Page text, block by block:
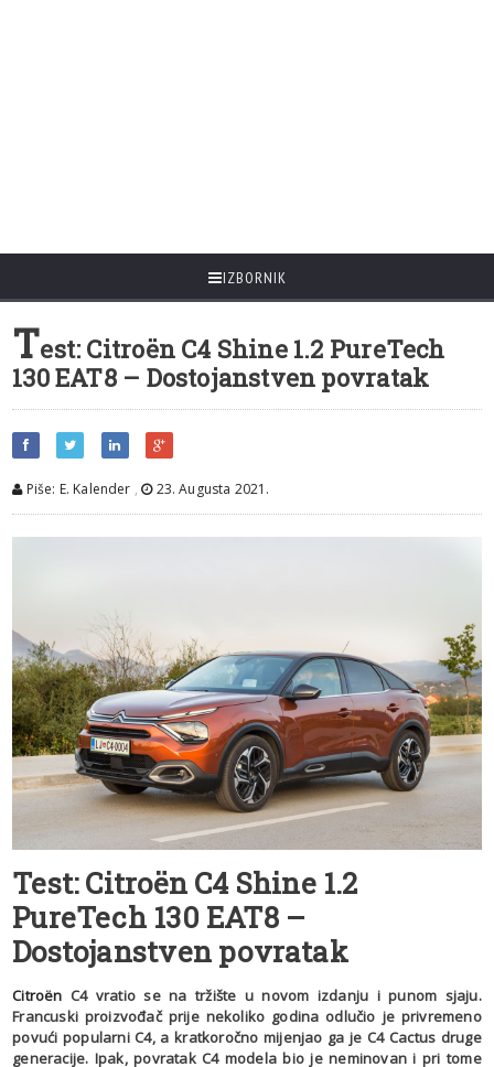
IZBORNIK
Test: Citroën C4 Shine 1.2 PureTech
130 EAT8 – Dostojanstven povratak
Piše: E. Kalender , 23. Augusta 2021.
Test: Citroën C4 Shine 1.2
PureTech 130 EAT8 –
Dostojanstven povratak
Citroën C4 vratio se na tržište u novom izdanju i punom sjaju.
Francuski proizvođač prije nekoliko godina odlučio je privremeno
povući popularni C4, a kratkoročno mijenjao ga je C4 Cactus druge
generacije. Ipak, povratak C4 modela bio je neminovan i pri tome